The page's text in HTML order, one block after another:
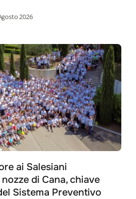
2026
ai Salesiani
di Cana, chiave
Sistema Preventivo